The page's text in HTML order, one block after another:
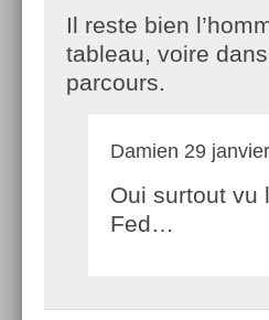
Il reste bien
tableau, voire
parcours.
Damien 29
Oui surtout vu
Fed…